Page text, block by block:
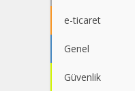
e-ticaret
Genel
Güvenlik